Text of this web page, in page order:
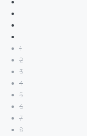
1
2
3
4
5
6
7
8